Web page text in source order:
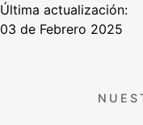
Última actualización:
03 de Febrero 2025